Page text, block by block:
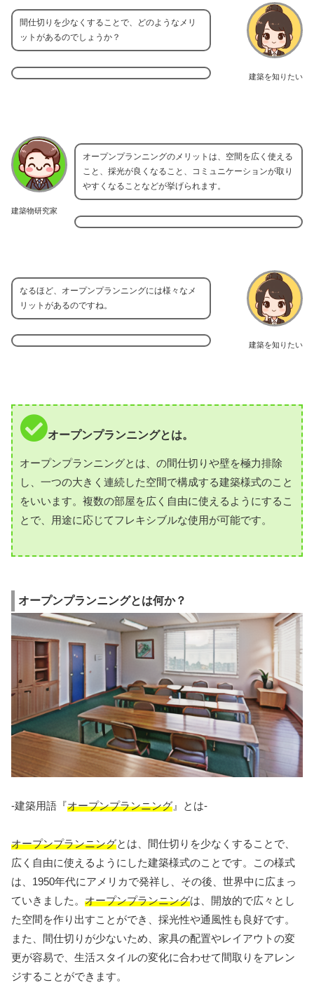
建築を知りたい
間仕切りを少なくすることで、どのようなメリ
ットがあるのでしょうか？
建築物研究家
オープンプランニングのメリットは、空間を広く使える
こと、採光が良くなること、コミュニケーションが取り
やすくなることなどが挙げられます。
建築を知りたい
なるほど、オープンプランニングには様々なメ
リットがあるのですね。
オープンプランニングとは。
オープンプランニングとは、の間仕切りや壁を極力排除
し、一つの大きく連続した空間で構成する建築様式のこと
をいいます。複数の部屋を広く自由に使えるようにするこ
とで、用途に応じてフレキシブルな使用が可能です。
オープンプランニングとは何か？
-建築用語『オープンプランニング 』とは-
オープンプランニングとは、間仕切りを少なくすることで、
広く自由に使えるようにした建築様式のことです。この様式
は、1950年代にアメリカで発祥し、その後、世界中に広まっ
ていきました。 オープンプランニングは、開放的で広々とし
た空間を作り出すことができ、採光性や通風性も良好です。
また、間仕切りが少ないため、家具の配置やレイアウトの変
更が容易で、生活スタイルの変化に合わせて間取りをアレン
ジすることができます。